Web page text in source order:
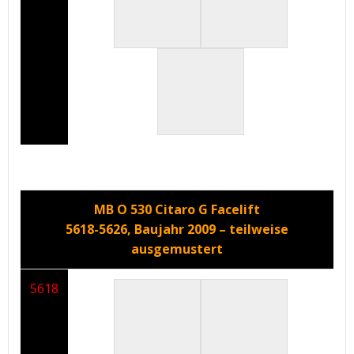
MB O 530 Citaro G Facelift
5618-5626, Baujahr 2009 – teilweise
ausgemustert
5618